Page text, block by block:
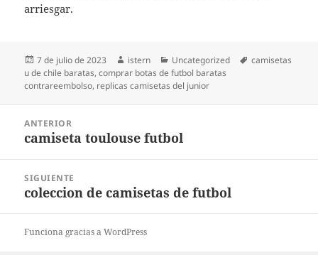
arriesgar.
Publicado
el
7 de julio de 2023 Autor
istern Categorías
Uncategorized Etiquetas
camisetas
u de chile baratas,comprar botas de futbol baratas
contrareembolso, replicas camisetas del junior
entradas
ANTERIOR
Entrada
camiseta toulouse futbol
SIGUIENTE
Entrada
coleccion de camisetas de futbol
Funciona gracias a WordPress